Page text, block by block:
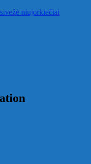
niujorkiečiai